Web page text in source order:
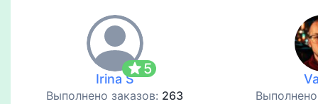
star5
Irina S
Выполнено заказов: 263